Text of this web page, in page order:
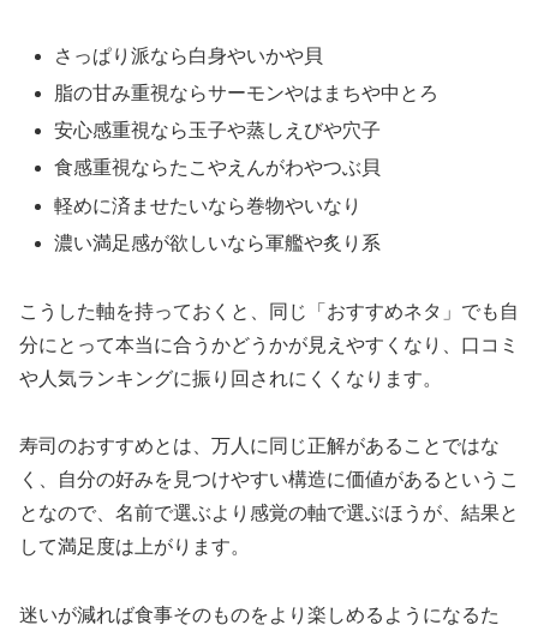
さっぱり派なら白身やいかや貝
脂の甘み重視ならサーモンやはまちや中とろ
安心感重視なら玉子や蒸しえびや穴子
食感重視ならたこやえんがわやつぶ貝
軽めに済ませたいなら巻物やいなり
濃い満足感が欲しいなら軍艦や炙り系
こうした軸を持っておくと、同じ「おすすめネタ」でも自
分にとって本当に合うかどうかが見えやすくなり、口コミ
や人気ランキングに振り回されにくくなります。
寿司のおすすめとは、万人に同じ正解があることではな
く、自分の好みを見つけやすい構造に価値があるというこ
となので、名前で選ぶより感覚の軸で選ぶほうが、結果と
して満足度は上がります。
迷いが減れば食事そのものをより楽しめるようになるた